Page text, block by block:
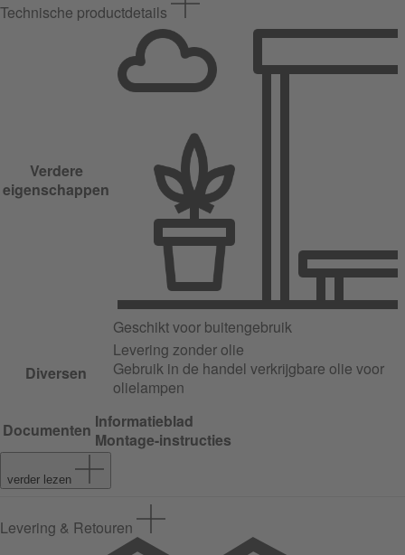
Technische productdetails
Verdere
eigenschappen
Geschikt voor buitengebruik
Diversen
Levering zonder olie
Gebruik in de handel verkrijgbare olie voor
olielampen
Documenten Informatieblad
Montage-instructies
verder lezen
Levering & Retouren